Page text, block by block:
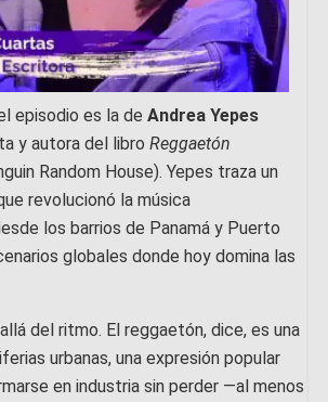
episodio es la de Andrea Yepes
y autora del libro Reggaetón
Random House). Yepes traza un
revolucionó la música
los barrios de Panamá y Puerto
globales donde hoy domina las
del ritmo. El reggaetón, dice, es una
urbanas, una expresión popular
en industria sin perder —al menos